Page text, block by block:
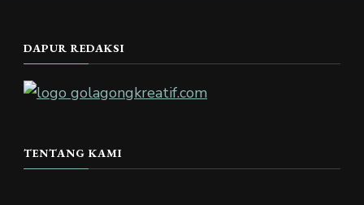
DAPUR REDAKSI
TENTANG KAMI